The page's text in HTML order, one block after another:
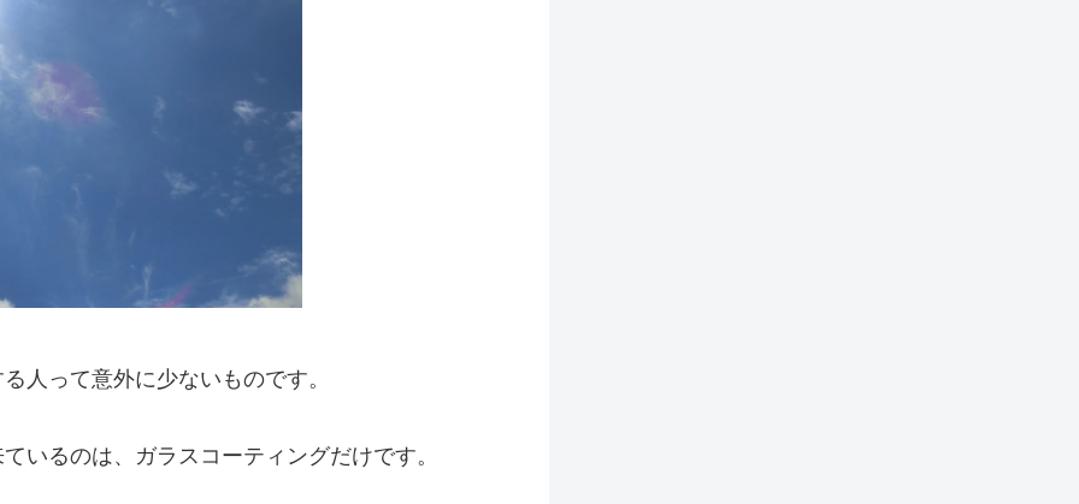
人って意外に少ないものです。
いるのは、ガラスコーティングだけです。